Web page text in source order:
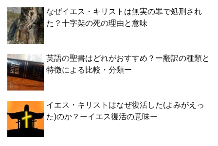
なぜイエス・キリストは無実の罪で処刑され
た？十字架の死の理由と意味
英語の聖書はどれがおすすめ？ー翻訳の種類と
特徴による比較・分類ー
イエス・キリストはなぜ復活した(よみがえっ
た)のか？ーイエス復活の意味ー